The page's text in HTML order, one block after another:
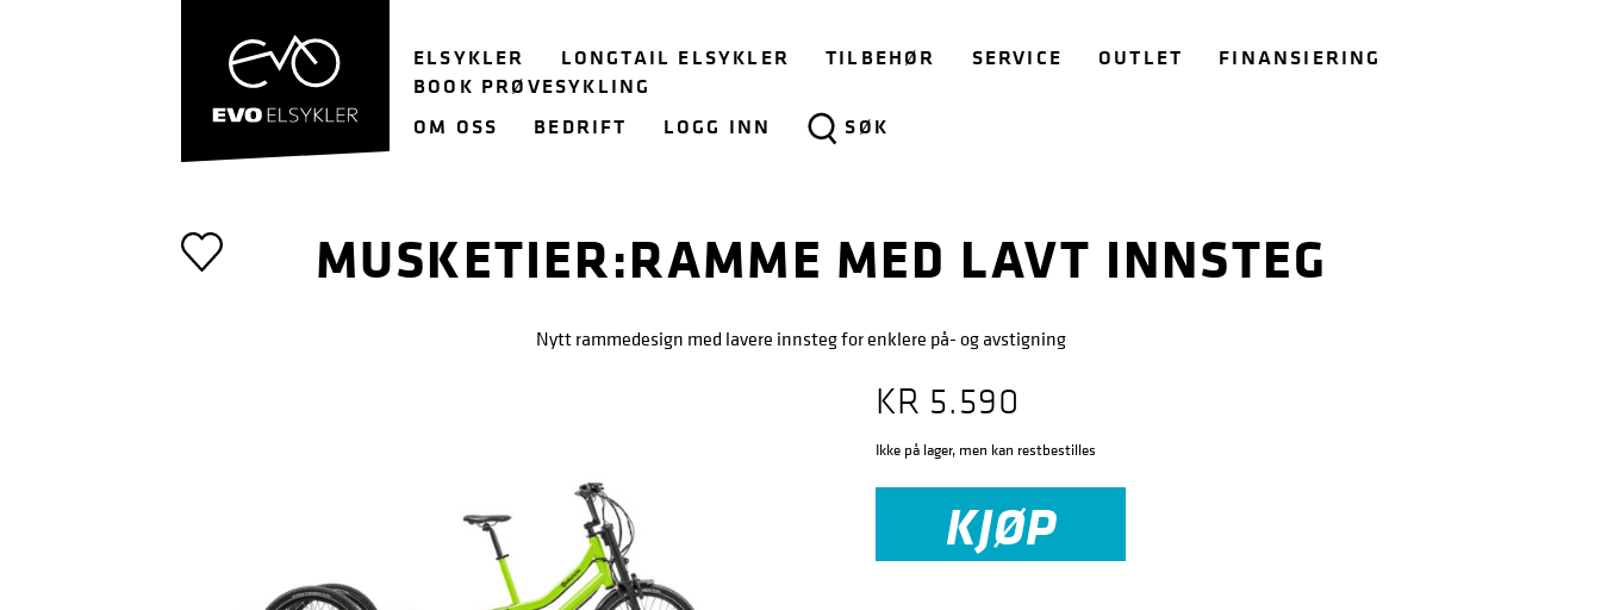
ELSYKLER LONGTAIL ELSYKLER TILBEHØR SERVICE OUTLET
FINANSIERING
BOOK PRØVESYKLING
OM OSS
BEDRIFT LOGG INN SØK
MUSKETIER:RAMME MED LAVT INNSTEG
Nytt rammedesign med lavere innsteg for enklere på- og avstigning
KR 5.590
Ikke på lager, men kan restbestilles
KJØP